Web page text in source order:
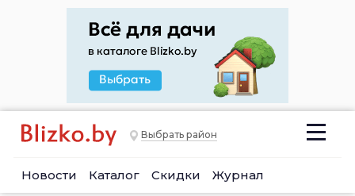
Выбрать район
Новости Каталог Скидки Журнал